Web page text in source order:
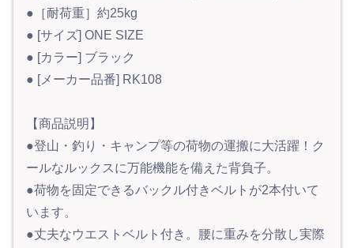
●［耐荷重］約25kg
● [サイズ] ONE SIZE
● [カラー] ブラック
● [メーカー品番] RK108
【商品説明】
●登山・釣り・キャンプ等の荷物の運搬に大活躍！ク
ールなルックスに万能機能を備えた背負子。
●荷物を固定できるバックル付きベルトが2本付いて
います。
●丈夫なウエストベルト付き。腰に重みを分散し実際